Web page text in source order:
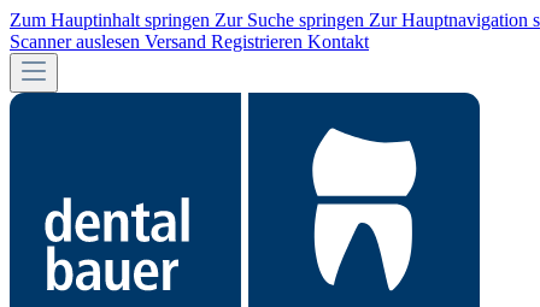
Zum Hauptinhalt springen Zur Suche springen Zur Hauptnavigation
Scanner auslesen Versand Registrieren Kontakt